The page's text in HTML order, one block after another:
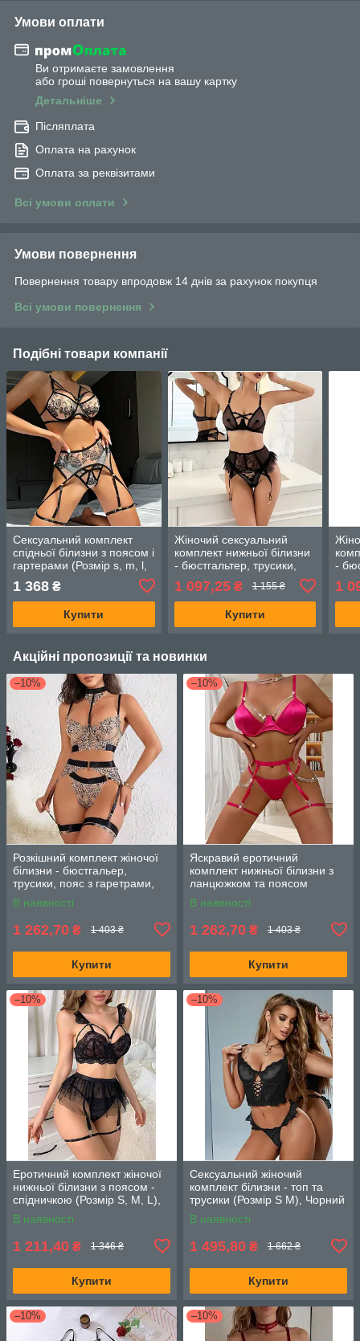
Умови оплати
Ви отримаєте замовлення
або гроші повернуться на вашу картку
Детальніше
Післяплата
Оплата на рахунок
Оплата за реквізитами
Всі умови оплати
Умови повернення
Повернення товару впродовж 14 днів за рахунок покупця
Всі умови повернення
Подібні товари компанії
Сексуальний комплект
спідньої білизни з поясом і
гартерами (Розмір s, m, l,
1 368 ₴
Купити
Жіночий сексуальний
комплект нижньої білизни
- бюстгальтер, трусики,
S,M,L), Чорний
1 097,25₴ 1 155 ₴
Купити
-
1
Акційні пропозиції та новинки
–10%
Розкішний комплект жіночої
білизни - бюстгальер,
трусики, пояс з гаретрами,
трусики (Розмір S М)
В наявності
1 262,70 ₴ 1 403 ₴
Купити
–10%
Яскравий еротичний
комплект нижньої білизни з
ланцюжком та поясом
(Розмір S, M ), Малиновий
В наявності
1 262,70 ₴ 1 403 ₴
Купити
–10%
Еротичний комплект жіночої
нижньої білизни з поясом -
спідничкою (Розмір S, M, L),
Чорний
В наявності
1 211,40 ₴ 1 346 ₴
Купити
–10%
Сексуальний жіночий
комплект білизни - топ та
трусики (Розмір S M), Чорний
В наявності
1 495,80 ₴ 1 662 ₴
Купити
–10% –10%